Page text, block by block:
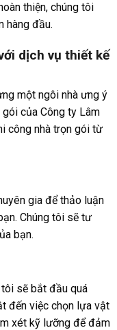
thiện, chúng tôi
hàng đầu.
dịch vụ thiết kế
một ngôi nhà ưng ý
của Công ty Lâm
công nhà trọn gói từ
gia để thảo luận
Chúng tôi sẽ tư
bạn.
tôi sẽ bắt đầu quá
đến việc chọn lựa vật
xét kỹ lưỡng để đảm